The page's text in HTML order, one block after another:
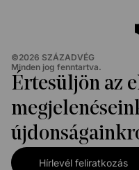
©2026 SZÁZADVÉG
Minden jog fenntartva.
Értesüljön az
Hírlevél feliratkozás